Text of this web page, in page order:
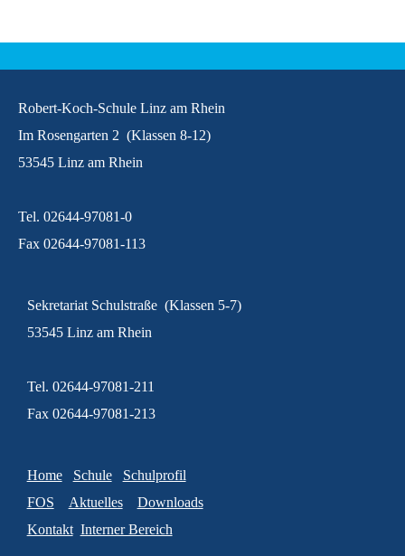
Robert-Koch-Schule Linz am Rhein
Im Rosengarten 2 (Klassen 8-12)
53545 Linz am Rhein
Tel. 02644-97081-0
Fax 02644-97081-113
Sekretariat Schulstraße (Klassen 5-7)
53545 Linz am Rhein
Tel. 02644-97081-211
Fax 02644-97081-213
Home Schule
Schulprofil
FOS
Aktuelles
Downloads
Kontakt Interner Bereich